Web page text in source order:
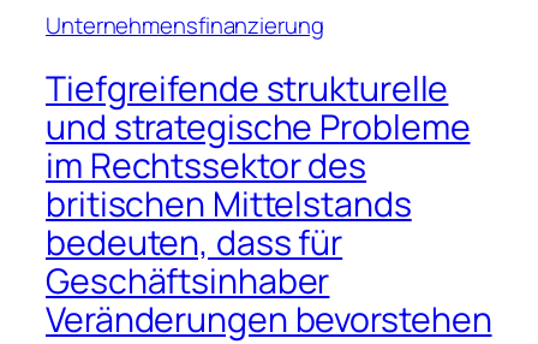
Unternehmensfinanzierung
Tiefgreifende strukturelle
und strategische Probleme
im Rechtssektor des
britischen Mittelstands
bedeuten, dass für
Geschäftsinhaber
Veränderungen bevorstehen